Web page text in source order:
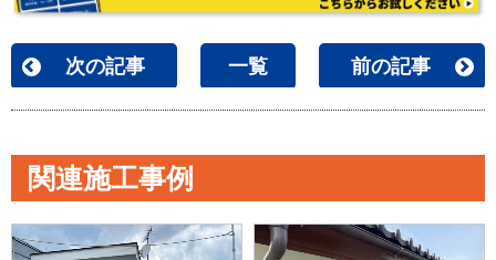
次の記事 一覧 前の記事
関連施工事例